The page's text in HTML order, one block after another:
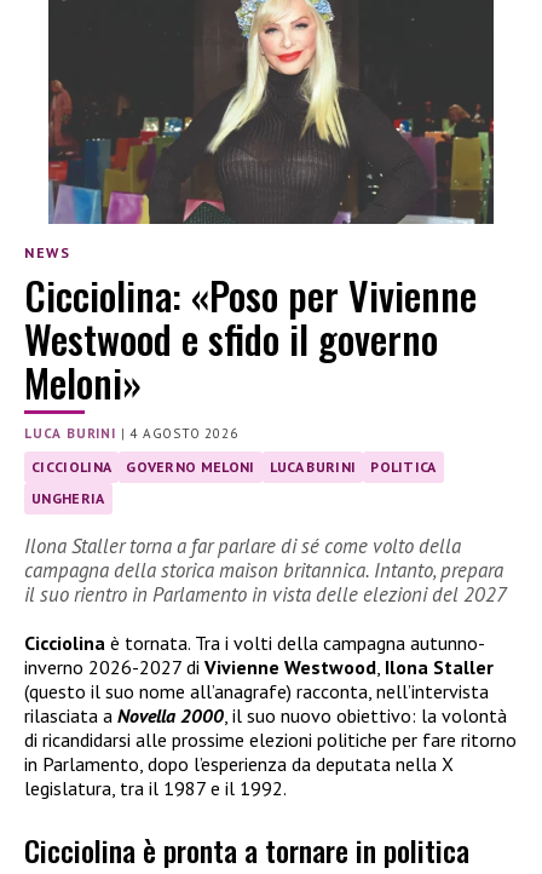
NEWS
Cicciolina: «Poso per Vivienne
Westwood e sfido il governo
Meloni»
LUCA BURINI |4 AGOSTO 2026
CICCIOLINA GOVERNO MELONI LUCA BURINI
POLITICA
UNGHERIA
Ilona Staller torna a far parlare di sé come volto della
campagna della storica maison britannica. Intanto, prepara
il suo rientro in Parlamento in vista delle elezioni del 2027
Cicciolina è tornata. Tra i volti della campagna autunno-
inverno 2026-2027 di Vivienne Westwood, Ilona Staller
(questo il suo nome all’anagrafe) racconta, nell’intervista
rilasciata a Novella 2000, il suo nuovo obiettivo: la volontà
di ricandidarsi alle prossime elezioni politiche per fare ritorno
in Parlamento, dopo l’esperienza da deputata nella X
legislatura, tra il 1987 e il 1992.
Cicciolina è pronta a tornare in politica